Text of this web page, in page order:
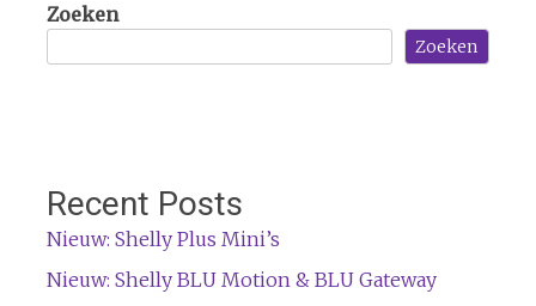
Zoeken
Zoeken
Recent Posts
Nieuw: Shelly Plus Mini’s
Nieuw: Shelly BLU Motion & BLU Gateway